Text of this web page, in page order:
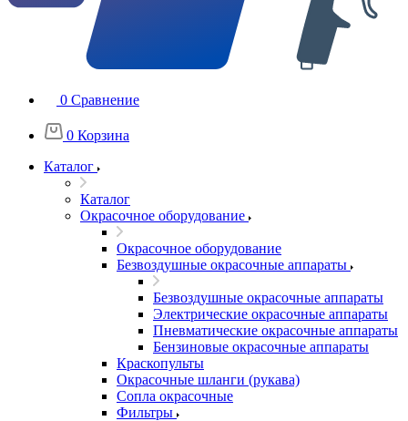
0 Сравнение
0 Корзина
Каталог
Каталог
Окрасочное оборудование
Окрасочное оборудование
Безвоздушные окрасочные аппараты
Безвоздушные окрасочные аппараты
Электрические окрасочные аппараты
Пневматические окрасочные аппараты
Бензиновые окрасочные аппараты
Краскопульты
Окрасочные шланги (рукава)
Сопла окрасочные
Фильтры